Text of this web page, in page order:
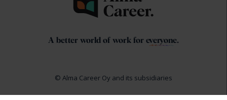
A better world of work for everyone.
© Alma Career Oy and its subsidiaries